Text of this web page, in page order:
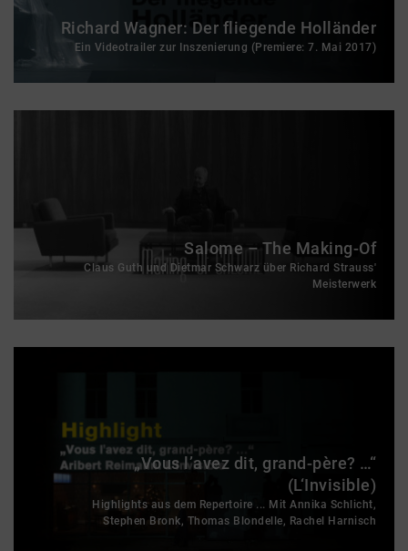
Richard Wagner: Der fliegende Holländer
Ein Videotrailer zur Inszenierung (Premiere: 7. Mai 2017)
Salome – The Making-Of
Claus Guth und Dietmar Schwarz über Richard Strauss'
Meisterwerk
„Vous l’avez dit, grand-père? …“
(L‘Invisible)
Highlights aus dem Repertoire ... Mit Annika Schlicht,
Stephen Bronk, Thomas Blondelle, Rachel Harnisch